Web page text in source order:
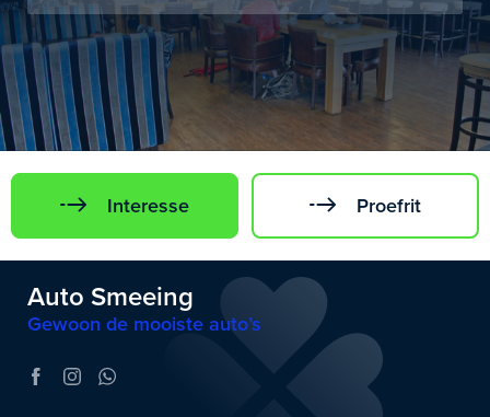
Interesse Proefrit
Auto Smeeing
Gewoon de mooiste auto’s